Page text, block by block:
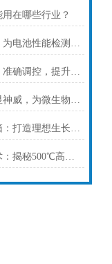
在哪些行业？
电池恒温测试箱：为电池性能检测提供稳定环境
智能霉菌培养箱：准确调控，提升培养效率
智能霉菌培养箱显神威，为微生物学研究保驾护航！
可编程光照培养箱：打造理想生长环境，提升作物品质
超越常规干燥技术：揭秘500℃高温真空干燥箱如何准确控制材料干燥过程